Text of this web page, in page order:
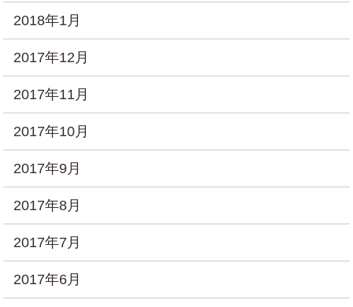
2018年1月
2017年12月
2017年11月
2017年10月
2017年9月
2017年8月
2017年7月
2017年6月